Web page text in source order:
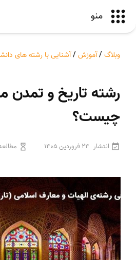
منو
وبلاگ /آموزش /آشنایی با رشته های
رشته تاریخ و تمدن
چیست؟
انتشار 24 فروردین 1405